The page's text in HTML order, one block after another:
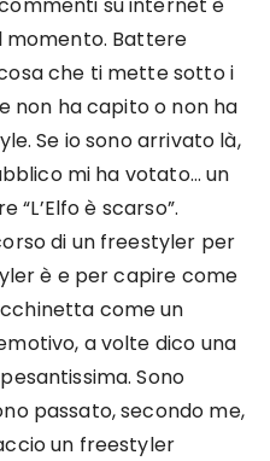
su internet è
momento. Battere
che ti mette sotto i
non ha capito o non ha
Se io sono arrivato là,
mi ha votato… un
“L’Elfo è scarso”.
di un freestyler per
è e per capire come
come un
a volte dico una
Sono
passato, secondo me,
un freestyler